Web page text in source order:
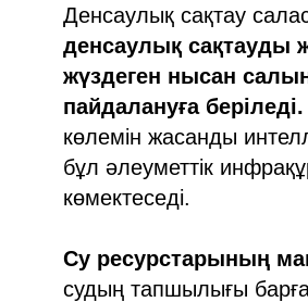
Денсаулық сақтау
денсаулық сақтауды
жүздеген нысан
пайдалануға беріледі.
көлемін жасанды
бұл әлеуметтік
көмектеседі.
Су ресурстарының
судың тапшылығы